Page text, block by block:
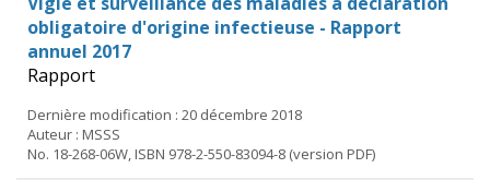
obligatoire d'origine infectieuse - Rapport
annuel 2017
Rapport
Dernière modification : 20 décembre 2018
Auteur : MSSS
No. 18-268-06W, ISBN 978-2-550-83094-8 (version PDF)